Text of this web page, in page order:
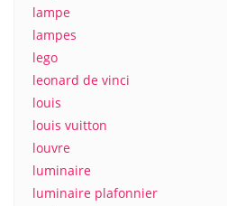
lampe
lampes
lego
leonard de vinci
louis
louis vuitton
louvre
luminaire
luminaire plafonnier